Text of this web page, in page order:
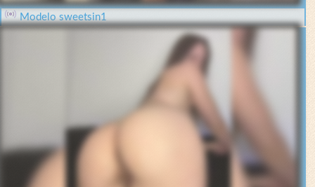
Modelo sweetsin1